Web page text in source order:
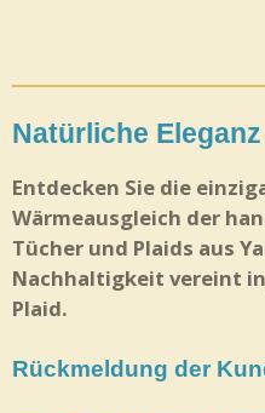
Natürliche
Entdecken Sie die
Wärmeausgleich der
Tücher und Plaids aus
Nachhaltigkeit vereint
Plaid.
Rückmeldung der